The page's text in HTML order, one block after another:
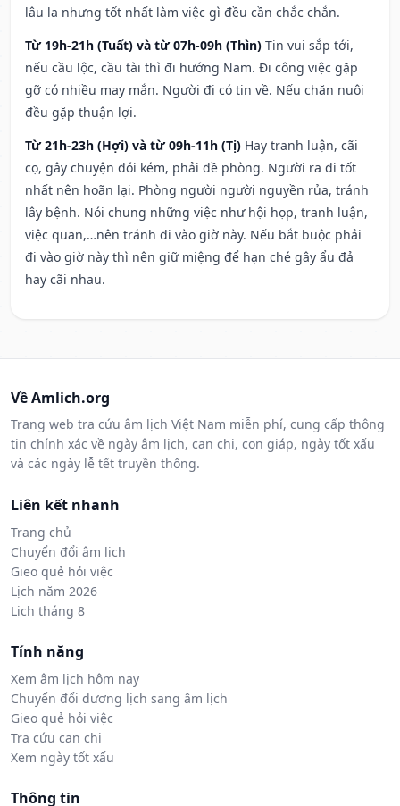
lâu la nhưng tốt nhất làm việc gì đều cần chắc chắn.
Từ 19h-21h (Tuất) và từ 07h-09h (Thìn) Tin vui sắp tới,
nếu cầu lộc, cầu tài thì đi hướng Nam. Đi công việc gặp
gỡ có nhiều may mắn. Người đi có tin về. Nếu chăn nuôi
đều gặp thuận lợi.
Từ 21h-23h (Hợi) và từ 09h-11h (Tị) Hay tranh luận, cãi
cọ, gây chuyện đói kém, phải đề phòng. Người ra đi tốt
nhất nên hoãn lại. Phòng người người nguyền rủa, tránh
lây bệnh. Nói chung những việc như hội họp, tranh luận,
việc quan,…nên tránh đi vào giờ này. Nếu bắt buộc phải
đi vào giờ này thì nên giữ miệng để hạn ché gây ẩu đả
hay cãi nhau.
Về Amlich.org
Trang web tra cứu âm lịch Việt Nam miễn phí, cung cấp thông
tin chính xác về ngày âm lịch, can chi, con giáp, ngày tốt xấu
và các ngày lễ tết truyền thống.
Liên kết nhanh
Trang chủ
Chuyển đổi âm lịch
Gieo quẻ hỏi việc
Lịch năm 2026
Lịch tháng 8
Tính năng
Xem âm lịch hôm nay
Chuyển đổi dương lịch sang âm lịch
Gieo quẻ hỏi việc
Tra cứu can chi
Xem ngày tốt xấu
Thông tin